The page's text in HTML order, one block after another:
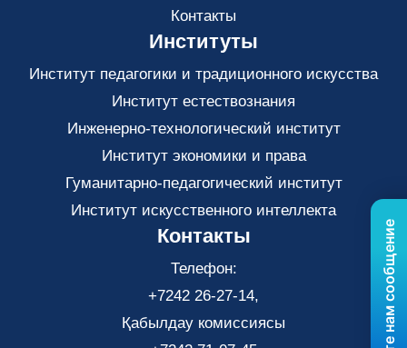
Контакты
Институты
Институт педагогики и традиционного искусства
Институт естествознания
Инженерно-технологический институт
Институт экономики и права
Гуманитарно-педагогический институт
Институт искусственного интеллекта
Контакты
Телефон:
+7242 26-27-14,
Қабылдау комиссиясы